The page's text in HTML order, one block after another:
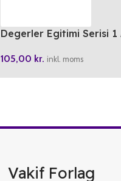
Degerler Egitimi Serisi 1
105,00 kr. inkl. moms
Vakif Forlag